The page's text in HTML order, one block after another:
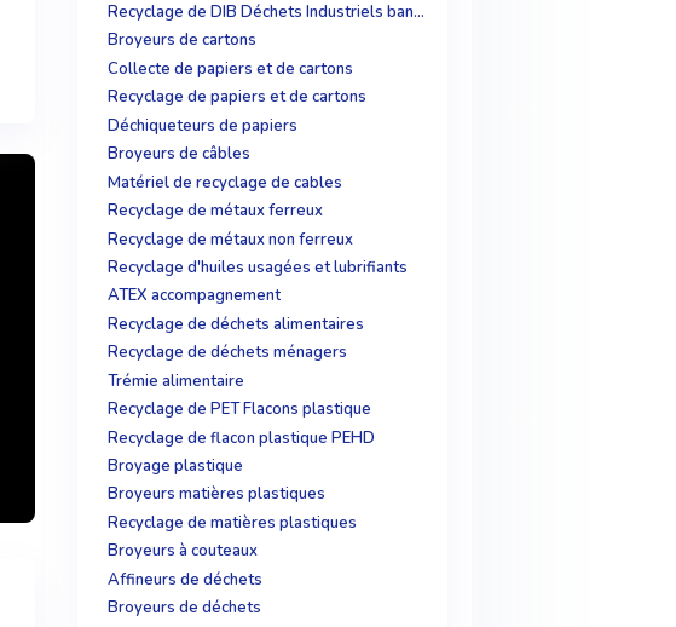
Recyclage de DIB Déchets Industriels banals
Broyeurs de cartons
Collecte de papiers et de cartons
Recyclage de papiers et de cartons
Déchiqueteurs de papiers
Broyeurs de câbles
Matériel de recyclage de cables
Recyclage de métaux ferreux
Recyclage de métaux non ferreux
Recyclage d'huiles usagées et lubrifiants
ATEX accompagnement
Recyclage de déchets alimentaires
Recyclage de déchets ménagers
Trémie alimentaire
Recyclage de PET Flacons plastique
Recyclage de flacon plastique PEHD
Broyage plastique
Broyeurs matières plastiques
Recyclage de matières plastiques
Broyeurs à couteaux
Affineurs de déchets
Broyeurs de déchets